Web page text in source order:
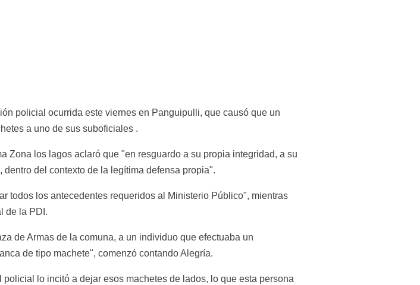
policial ocurrida este viernes en Panguipulli, que causó que un
a uno de sus suboficiales .
Zona los lagos aclaró que "en resguardo a su propia integridad, a su
del contexto de la legítima defensa propia".
todos los antecedentes requeridos al Ministerio Público", mientras
de la PDI.
de Armas de la comuna, a un individuo que efectuaba un
de tipo machete", comenzó contando Alegría.
lo incitó a dejar esos machetes de lados, lo que esta persona